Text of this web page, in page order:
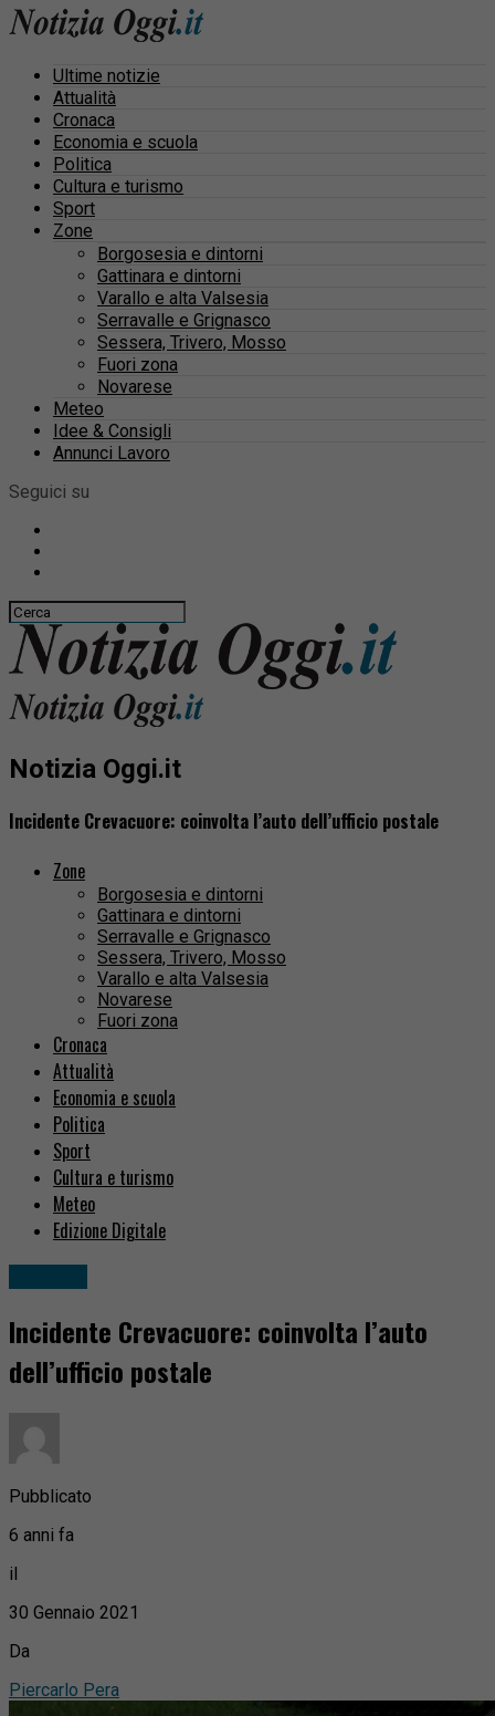
Ultime notizie
Attualità
Cronaca
Economia e scuola
Politica
Cultura e turismo
Sport
Zone
Borgosesia e dintorni
Gattinara e dintorni
Varallo e alta Valsesia
Serravalle e Grignasco
Sessera, Trivero, Mosso
Fuori zona
Novarese
Meteo
Idee & Consigli
Annunci Lavoro
Seguici su
Notizia Oggi.it
Incidente Crevacuore: coinvolta l’auto dell’ufficio postale
Zone
Borgosesia e dintorni
Gattinara e dintorni
Serravalle e Grignasco
Sessera, Trivero, Mosso
Varallo e alta Valsesia
Novarese
Fuori zona
Cronaca
Attualità
Economia e scuola
Politica
Sport
Cultura e turismo
Meteo
Edizione Digitale
Incidente Crevacuore: coinvolta l’auto
dell’ufficio postale
Pubblicato
6 anni fa
il
30 Gennaio 2021
Da
Piercarlo Pera